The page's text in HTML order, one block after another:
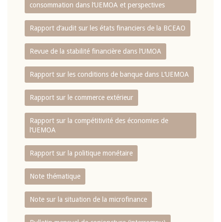
consommation dans l‘UEMOA et perspectives
Rapport d‘audit sur les états financiers de la BCEAO
Revue de la stabilité financière dans l‘UMOA
Rapport sur les conditions de banque dans L‘UEMOA
Rapport sur le commerce extérieur
Rapport sur la compétitivité des économies de
l‘UEMOA
Rapport sur la politique monétaire
Note thématique
Note sur la situation de la microfinance